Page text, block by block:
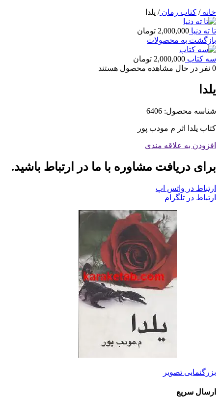
خانه/ کتاب رمان/ یلدا
تا ته دنیا 2,000,000 تومان
بازگشت به محصولات
سه کتاب 2,000,000 تومان
0 نفر در حال مشاهده محصول هستند
یلدا
شناسه محصول: 6406
کتاب یلدا اثر م مودب پور
افزودن به علاقه مندی
برای دریافت مشاوره با ما در ارتباط باشید.
ارتباط در واتس اپ
ارتباط در تلگرام
بزرگنمایی تصویر
ارسال سریع